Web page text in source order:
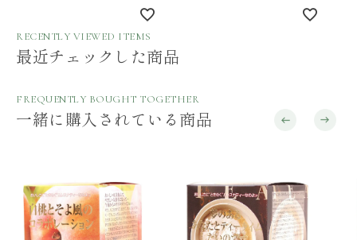
RECENTLY VIEWED ITEMS
最近チェックした商品
FREQUENTLY BOUGHT TOGETHER
一緒に購入されている商品